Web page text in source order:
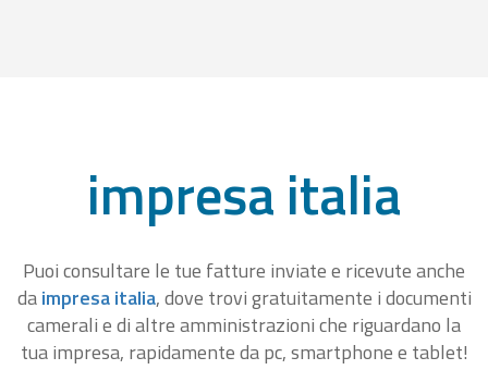
impresa italia
Puoi consultare le tue fatture inviate e ricevute anche
daimpresa italia, dove trovi gratuitamente i documenti
camerali e di altre amministrazioni che riguardano la
tua impresa, rapidamente da pc, smartphone e tablet!